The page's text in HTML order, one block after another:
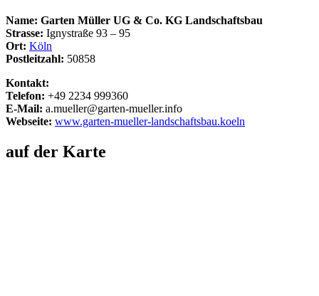
Name: Garten Müller UG & Co. KG Landschaftsbau
Strasse: Ignystraße 93 – 95
Ort: Köln
Postleitzahl: 50858
Kontakt:
Telefon: +49 2234 999360
E-Mail: a.mueller@garten-mueller.info
Webseite: www.garten-mueller-landschaftsbau.koeln
auf der Karte